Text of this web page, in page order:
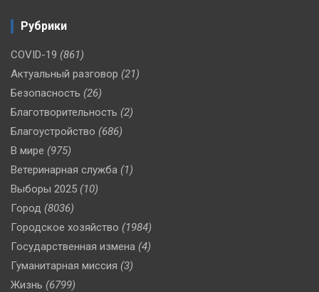
Рубрики
COVID-19 (861)
Актуальный разговор (21)
Безопасность (26)
Благотворительность (2)
Благоустройство (686)
В мире (975)
Ветеринарная служба (1)
Выборы 2025 (10)
Город (8036)
Городское хозяйство (1984)
Государственная измена (4)
Гуманитарная миссия (3)
Жизнь (6799)